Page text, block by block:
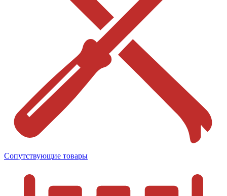
Сопутствующие товары